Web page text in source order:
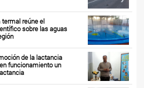
reúne el
sobre las aguas
de la lactancia
funcionamiento un